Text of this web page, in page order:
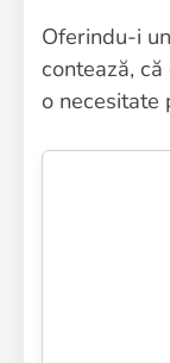
Oferindu-i
contează,
o necesitate